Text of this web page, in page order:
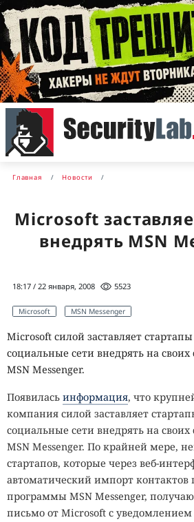
Главная Новости
Microsoft
внедрять MSN
18:17 / 22 января, 2008 5523
Microsoft MSN Messenger
Microsoft силой заставляет
социальные сети внедрять на
MSN Messenger.
Появилась информация, что
компания силой заставляет
социальные сети внедрять на
MSN Messenger. По крайней мере,
стартапов, которые через веб-
автоматический импорт контактов
программы MSN Messenger,
письмо от Microsoft с